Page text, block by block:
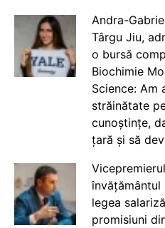
Andra-
Târgu Jiu,
o bursă
Biochimie
Science: Am
străinătate
cunoștințe,
țară și să
învățământul
legea
promisiuni